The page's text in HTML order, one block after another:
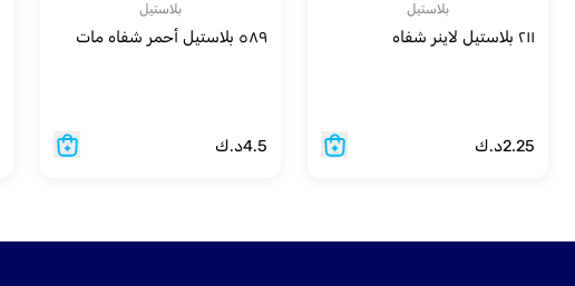
بلاستيل
٢١١ بلاستيل لاينر شفاه
2.25د.ك
بلاستيل
٥٨٩ بلاستيل أحمر شفاه مات
4.5د.ك